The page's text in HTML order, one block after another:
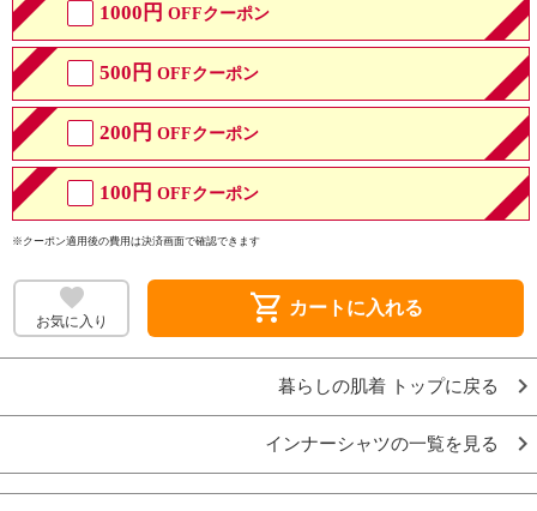
1000円 OFFクーポン
500円 OFFクーポン
200円 OFFクーポン
100円 OFFクーポン
※クーポン適用後の費用は決済画面で確認できます
お気に入り shopping_cart カートに入れる
暮らしの肌着 トップに戻る
インナーシャツの一覧を見る